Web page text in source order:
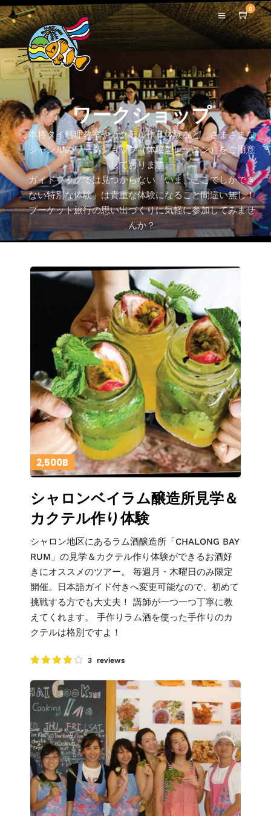
0
ワークショップ
本格タイ料理教室やカクテル作り体験など、さまざまな
ジャンルのワークショップ（体験型レッスン）をご用意
しております。
ガイドブックでは見つからない「いま、ここでしかでき
ない特別な体験」は貴重な体験になること間違い無し！
プーケット旅行の思い出づくりに気軽に参加してみませ
んか？
2,500B
シャロンベイラム醸造所見学＆
カクテル作り体験
シャロン地区にあるラム酒醸造所「CHALONG BAY
RUM」の見学＆カクテル作り体験ができるお酒好
きにオススメのツアー。 毎週月・木曜日のみ限定
開催。日本語ガイド付きへ変更可能なので、初めて
挑戦する方でも大丈夫！ 講師が一つ一つ丁寧に教
えてくれます。 手作りラム酒を使った手作りのカ
クテルは格別ですよ！
3 reviews